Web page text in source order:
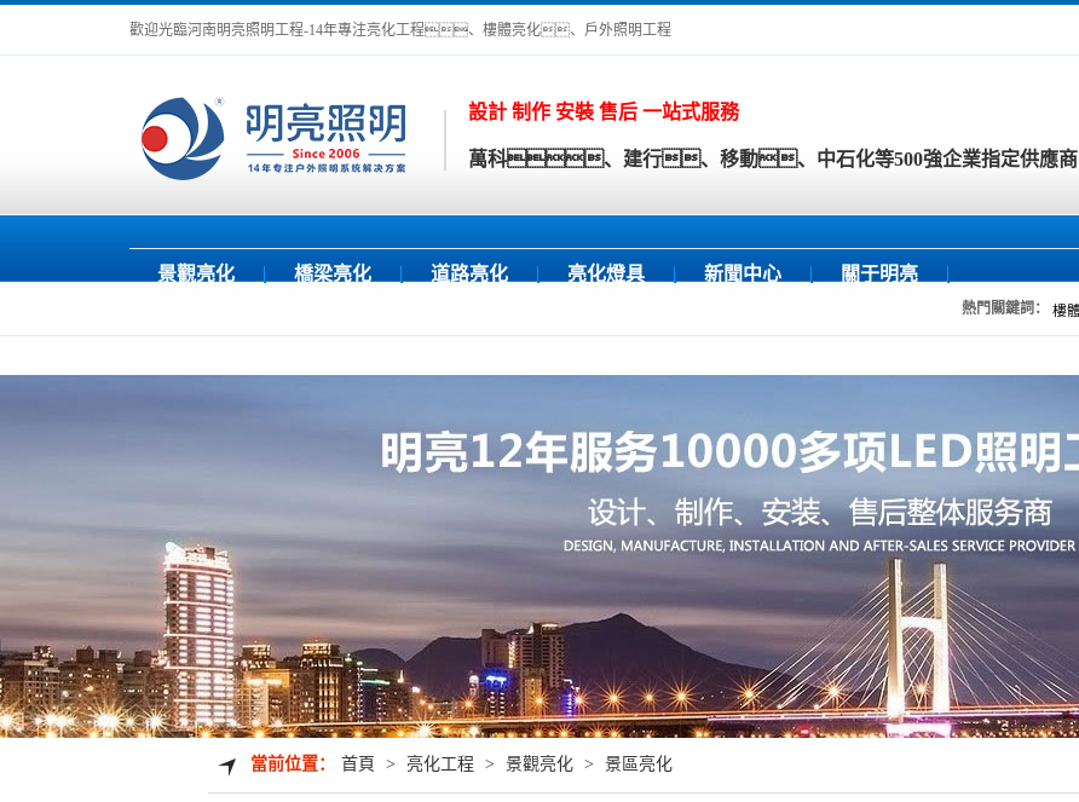
歡迎光臨河南明亮照明工程-14年專注亮化工程、樓體亮化、戶外照明工程
設計 制作 安裝 售后 一站式服務
萬科、建行、移動、中石化等500強企業指定供應商
景觀亮化 橋梁亮化 道路亮化 亮化燈具 新聞中心 關于明亮
熱門關鍵詞：
當前位置： 首頁 > 亮化工程 > 景觀亮化 > 景區亮化